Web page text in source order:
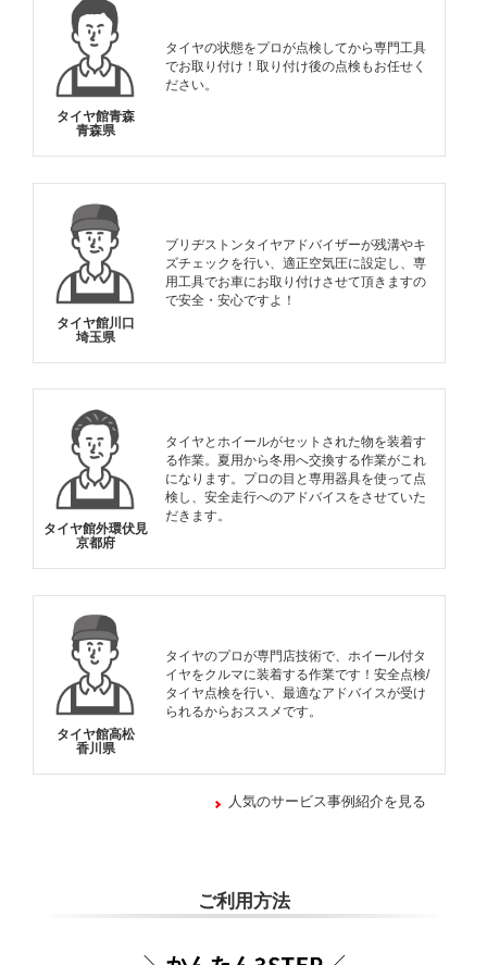
タイヤ館青森
青森県
タイヤの状態をプロが点検してから専門工具
でお取り付け！取り付け後の点検もお任せく
ださい。
タイヤ館川口
埼玉県
ブリヂストンタイヤアドバイザーが残溝やキ
ズチェックを行い、適正空気圧に設定し、専
用工具でお車にお取り付けさせて頂きますの
で安全・安心ですよ！
タイヤ館外環伏見
京都府
タイヤとホイールがセットされた物を装着す
る作業。夏用から冬用へ交換する作業がこれ
になります。プロの目と専用器具を使って点
検し、安全走行へのアドバイスをさせていた
だきます。
タイヤ館高松
香川県
タイヤのプロが専門店技術で、ホイール付タ
イヤをクルマに装着する作業です！安全点検/
タイヤ点検を行い、最適なアドバイスが受け
られるからおススメです。
人気のサービス事例紹介を見る
ご利用方法